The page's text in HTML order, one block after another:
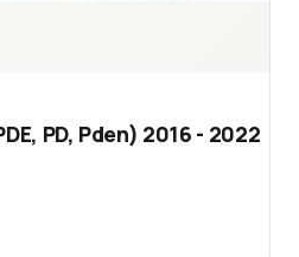
PD, Pden) 2016 - 2022